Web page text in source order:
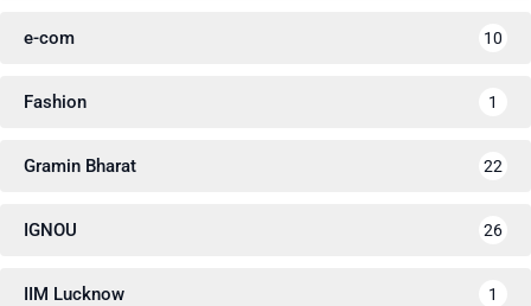
e-com 10
Fashion 1
Gramin Bharat 22
IGNOU 26
IIM Lucknow 1